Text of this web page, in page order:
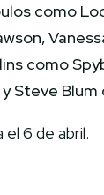
como
como
Steve Blum
el 6 de abril.